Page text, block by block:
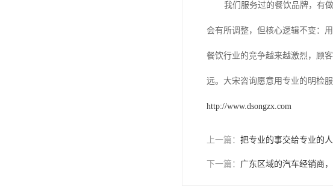
我们服务过的餐饮品牌，有
会有所调整，但核心逻辑不变：
餐饮行业的竞争越来越激烈，顾
远。大宋咨询愿意用专业的明检
http://www.dsongzx.com
上一篇： 把专业的事交给专业的
下一篇： 广东区域的汽车经销商